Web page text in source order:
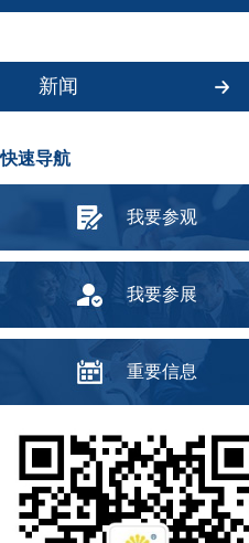
新闻
快速导航
我要参观
我要参展
重要信息